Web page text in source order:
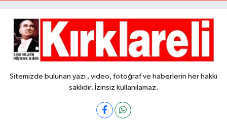
Sitemizde bulunan yazı , video, fotoğraf ve haberlerin her hakkı
saklıdır. İzinsiz kullanılamaz.